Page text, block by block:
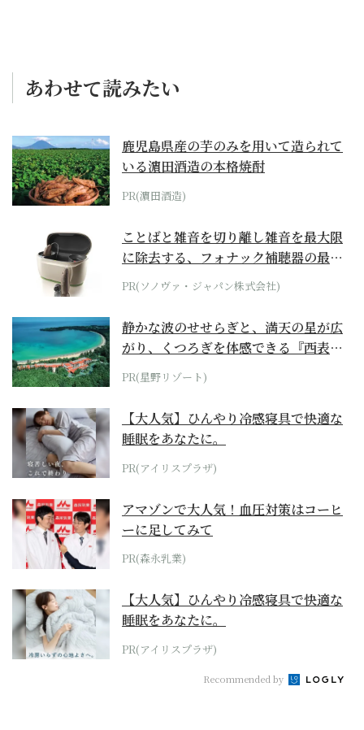
あわせて読みたい
鹿児島県産の芋のみを用いて造られて
いる濵田酒造の本格焼酎
PR(濵田酒造)
ことばと雑音を切り離し雑音を最大限
に除去する、フォナック補聴器の最上
位モデル
PR(ソノヴァ・ジャパン株式会社)
静かな波のせせらぎと、満天の星が広
がり、くつろぎを体感できる『西表島
ホテル by...
PR(星野リゾート)
【大人気】ひんやり冷感寝具で快適な
睡眠をあなたに。
PR(アイリスプラザ)
アマゾンで大人気！血圧対策はコーヒ
ーに足してみて
PR(森永乳業)
【大人気】ひんやり冷感寝具で快適な
睡眠をあなたに。
PR(アイリスプラザ)
Recommended by